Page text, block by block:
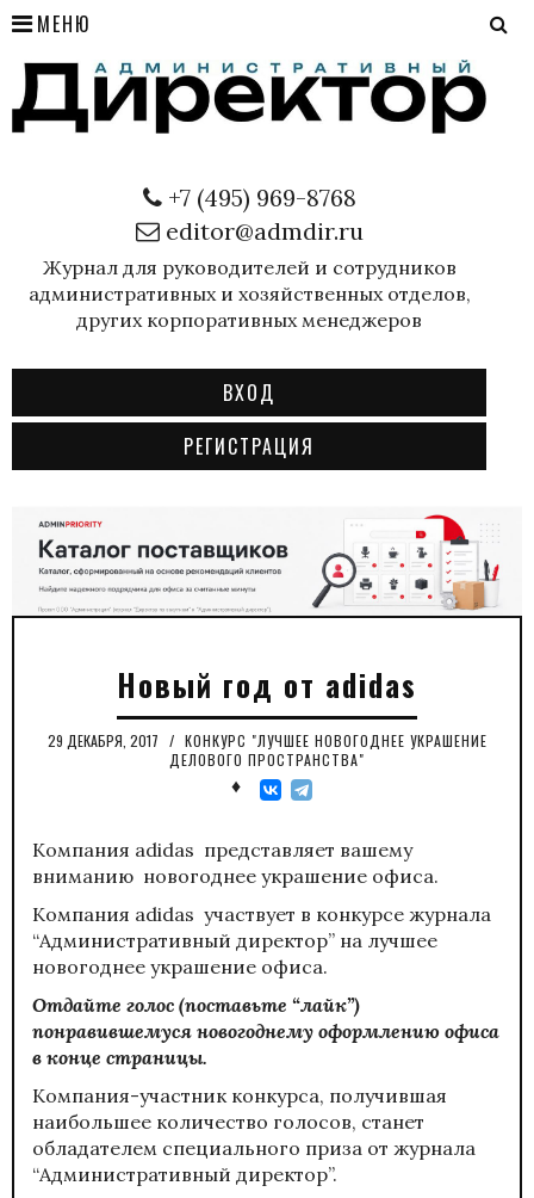
МЕНЮ
+7 (495) 969-8768
editor@admdir.ru
Журнал для руководителей и сотрудников
административных и хозяйственных отделов,
других корпоративных менеджеров
ВХОД
РЕГИСТРАЦИЯ
Новый год от adidas
29 ДЕКАБРЯ, 2017 / КОНКУРС "ЛУЧШЕЕ НОВОГОДНЕЕ УКРАШЕНИЕ
ДЕЛОВОГО ПРОСТРАНСТВА"
♦
Компания adidas представляет вашему
вниманию новогоднее украшение офиса.
Компания adidas участвует в конкурсе журнала
“Административный директор” на лучшее
новогоднее украшение офиса.
Отдайте голос (поставьте “лайк”)
понравившемуся новогоднему оформлению офиса
в конце страницы.
Компания-участник конкурса, получившая
наибольшее количество голосов, станет
обладателем специального приза от журнала
“Административный директор”.